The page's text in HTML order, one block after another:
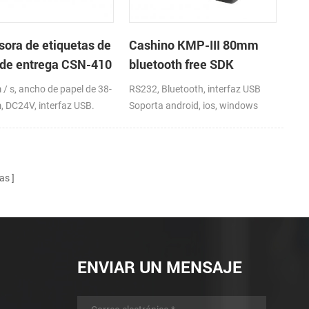
de etiquetas de
entrega CSN-410
fedex UPS
/ s, ancho de papel de 38-
DC24V, interfaz USB.
Cashino KMP-III 80mm
bluetooth free SDK
handheld mini impresora
de recibos portátil
RS232, Bluetooth, interfaz USB
Soporta android, ios, windows
ENVIAR UN MENSAJE